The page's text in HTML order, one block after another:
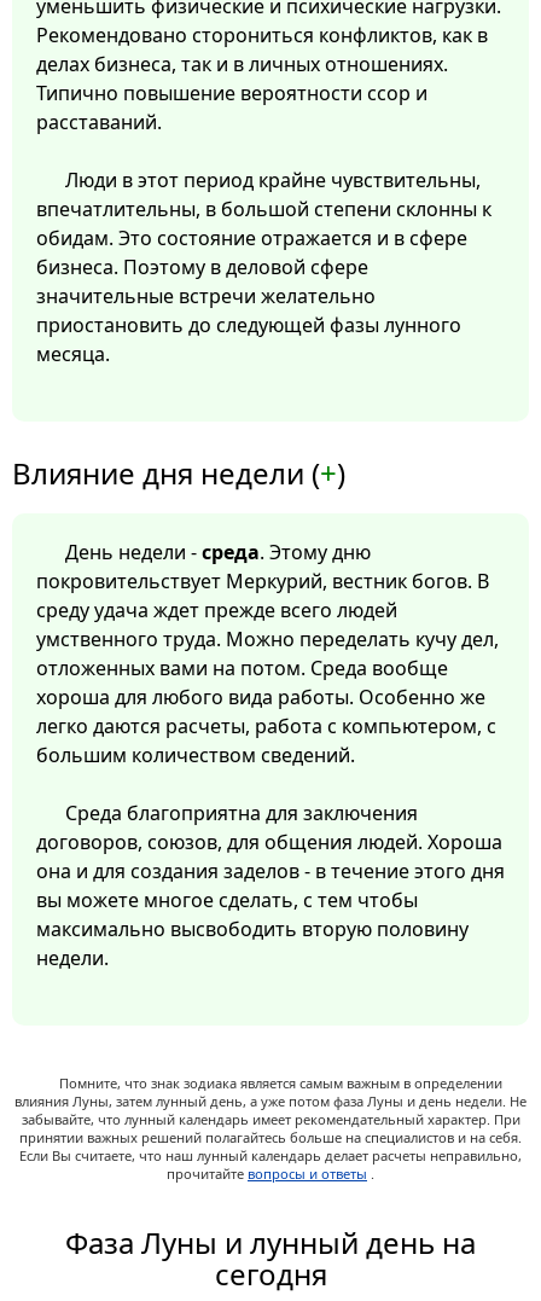
уменьшить физические и психические нагрузки.
Рекомендовано сторониться конфликтов, как в
делах бизнеса, так и в личных отношениях.
Типично повышение вероятности ссор и
расставаний.
Люди в этот период крайне чувствительны,
впечатлительны, в большой степени склонны к
обидам. Это состояние отражается и в сфере
бизнеса. Поэтому в деловой сфере
значительные встречи желательно
приостановить до следующей фазы лунного
месяца.
Влияние дня недели (+)
День недели -среда. Этому дню
покровительствует Меркурий, вестник богов. В
среду удача ждет прежде всего людей
умственного труда. Можно переделать кучу дел,
отложенных вами на потом. Среда вообще
хороша для любого вида работы. Особенно же
легко даются расчеты, работа с компьютером, с
большим количеством сведений.
Среда благоприятна для заключения
договоров, союзов, для общения людей. Хороша
она и для создания заделов - в течение этого дня
вы можете многое сделать, с тем чтобы
максимально высвободить вторую половину
недели.
Помните, что знак зодиака является самым важным в определении
влияния Луны, затем лунный день, а уже потом фаза Луны и день недели. Не
забывайте, что лунный календарь имеет рекомендательный характер. При
принятии важных решений полагайтесь больше на специалистов и на себя.
Если Вы считаете, что наш лунный календарь делает расчеты неправильно,
прочитайте вопросы и ответы .
Фаза Луны и лунный день на
сегодня